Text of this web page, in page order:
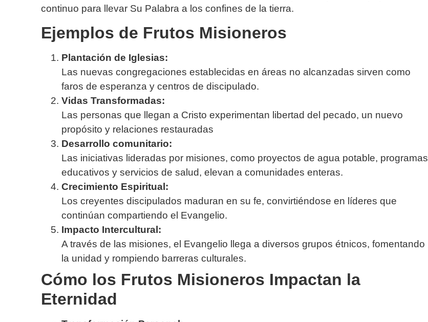
continuo para llevar Su Palabra a los confines de la tierra.
Ejemplos de Frutos Misioneros
Plantación de Iglesias:
Las nuevas congregaciones establecidas en áreas no alcanzadas sirven como
faros de esperanza y centros de discipulado.
Vidas Transformadas:
Las personas que llegan a Cristo experimentan libertad del pecado, un nuevo
propósito y relaciones restauradas
Desarrollo comunitario:
Las iniciativas lideradas por misiones, como proyectos de agua potable, programas
educativos y servicios de salud, elevan a comunidades enteras.
Crecimiento Espiritual:
Los creyentes discipulados maduran en su fe, convirtiéndose en líderes que
continúan compartiendo el Evangelio.
Impacto Intercultural:
A través de las misiones, el Evangelio llega a diversos grupos étnicos, fomentando
la unidad y rompiendo barreras culturales.
Cómo los Frutos Misioneros Impactan la
Eternidad